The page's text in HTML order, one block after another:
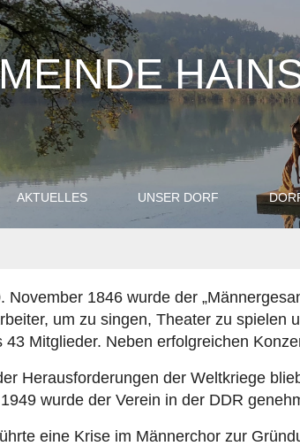
AKTUELLES UNSER DORF
November 1846 wurde der
um zu singen, Theater zu spielen
43 Mitglieder. Neben erfolgreichen
Herausforderungen der Weltkriege
wurde der Verein in der DDR
eine Krise im Männerchor zur